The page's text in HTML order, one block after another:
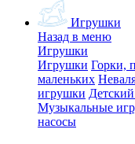
Игрушки
Назад в меню
Игрушки
Игрушки Горки,
маленьких
игрушки
Музыкальные
насосы